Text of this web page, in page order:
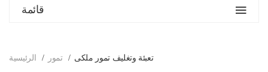
قائمة
الرئيسية تمور تعبئة وتغليف تمور ملكى